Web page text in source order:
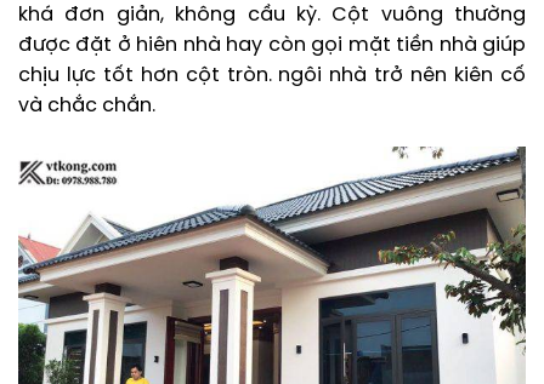
khá đơn giản, không cầu kỳ. Cột vuông thường
được đặt ở hiên nhà hay còn gọi mặt tiền nhà giúp
chịu lực tốt hơn cột tròn. ngôi nhà trở nên kiên cố
và chắc chắn.